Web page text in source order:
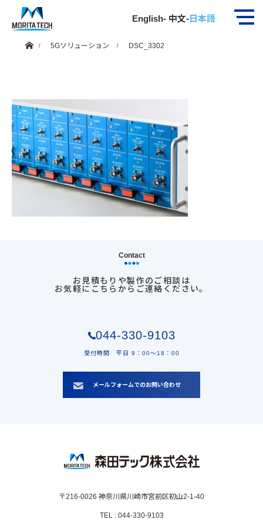
English- 中文-日本語
DSC_3302
ホーム5Gソリューション DSC_3302
Contact
お見積もりや製作のご相談は
お気軽にこちらからご連絡ください。
044-330-9103
受付時間 平日 9：00〜18：00
メールフォームでのお問い合わせ
〒216-0026 神奈川県川崎市宮前区初山2-1-40
TEL : 044-330-9103